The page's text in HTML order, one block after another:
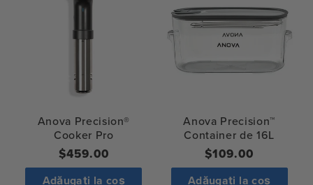
Anova Precision®
Cooker Pro
Regular
price
$459.00
Adăugați la coș
Anova Precision™
Container de 16L
Preț
normal
$109.00
Adăugați la coș